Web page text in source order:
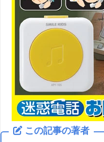
この記事の著者